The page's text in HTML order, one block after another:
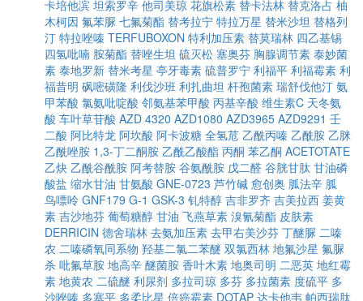
卡培他滨 坦索罗辛 他司美琼 花旗松素 替卡法林 替克洛占 柚
木柯因 氟苯脲 七氟菊酯 替考拉宁 特拉万星 替米沙坦 替格列
汀 特拉唑嗪 TERFUBOXON 特利加压素 替莫瑞林 四乙基锡
四氢吡喃 胺菊酯 替唑生坦 硫灭松 塞奥芬 胸腺调节素 泰妙菌
素 泰地罗新 替米考星 亭牙毒素 硫普罗宁 利福平 利福霉素 利
福昔明 砜嘧磺隆 利伐沙班 利扎曲坦 杆孢菌素 瑞舒伐他汀 氨
甲苯酸 氯氨吡啶酸 邻氨基苯甲酸 丙基辛酸 维生素C 天冬氨
酸 车叶草苷酸 AZD 4320 AZD1080 AZD3965 AZD9291 壬
二酸 阿比特龙 阿坎酸 阿卡波糖 全氢苊 乙酰丙嗪 乙酰胺 乙脒
乙酰唑胺 1,3-丁二酮胺 乙酰乙酸酯 丙酮 苯乙酮 ACETOTATE
乙炔 乙酰谷酰胺 阿考替胺 谷氨酰胺 戊二醛 谷胱甘肽 甘油磷
酸盐 缩水甘油 甘氨酸 GNE-0723 芦竹碱 愈创奥 胍法辛 胍
鸟嘌呤 GNF179 G-1 GSK-3 钆特醇 吉非罗齐 吉美拉西 姜黄
素 吉沙地芬 葡萄糖醇 甘油 飞燕草素 溴氰菊酯 皮肤素
DERRICIN 德舍瑞林 去氨加压素 去甲右美沙芬 丁醚脲 二嗪
农 二嗪磷氧同系物 羟基二氯二苯醚 双氯西林 地氟沙星 氟脲
杀 吡氟草胺 地高辛 醚菌胺 香叶木素 地奥司明 二恶英 地红霉
素 地黄农 二硫醚 利尿剂 多拉司琼 多芬 多拉菌素 度硫平 多
沙唑嗪 多塞平 多柔比星 倍癌霉素 DOTAP 达卡他韦 帕西瑞肽